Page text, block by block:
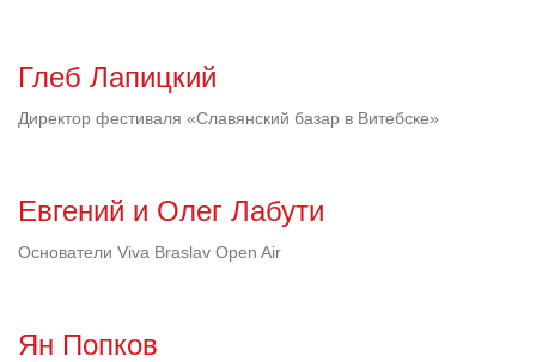
Глеб Лапицкий
Директор фестиваля «Славянский базар в Витебске»
Евгений и Олег Лабути
Основатели Viva Braslav Open Air
Ян Попков